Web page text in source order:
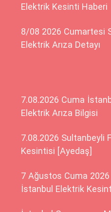
Elektrik Kesinti Haberi
8/08 2026 Cumartesi
Elektrik Arıza Detayı
7.08.2026 Cuma
Elektrik Arıza Bilgisi
7.08.2026 Sultanbeyli
Kesintisi [Ayedaş]
7 Ağustos Cuma 2026
İstanbul Elektrik